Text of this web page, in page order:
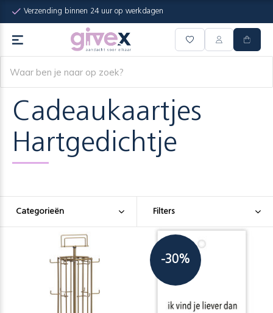
Verzending binnen 24 uur op werkdagen
Cadeaukaartjes
Hartgedichtje
Categorieën Filters
-30%